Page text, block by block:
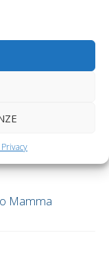
voi
così.
Mamma